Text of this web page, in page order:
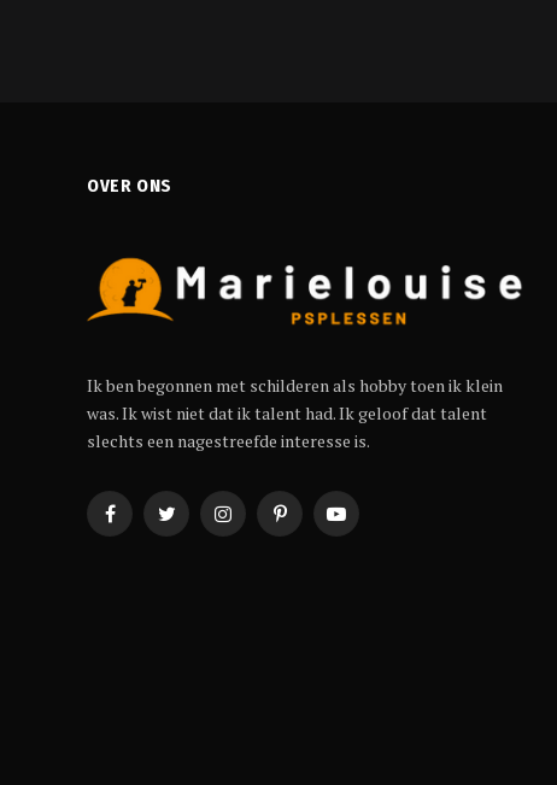
OVER ONS
Ik ben begonnen met schilderen als hobby toen ik klein
was. Ik wist niet dat ik talent had. Ik geloof dat talent
slechts een nagestreefde interesse is.
FacebookTwitterInstagramPinterestYouTube